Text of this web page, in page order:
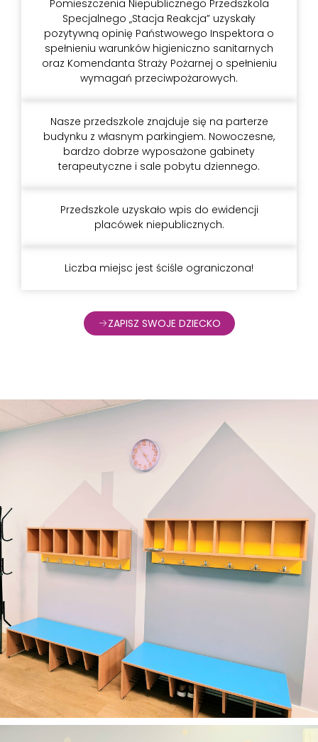
Pomieszczenia Niepublicznego Przedszkola
Specjalnego „Stacja Reakcja” uzyskały
pozytywną opinię Państwowego Inspektora o
spełnieniu warunków higieniczno sanitarnych
oraz Komendanta Straży Pożarnej o spełnieniu
wymagań przeciwpożarowych.
Nasze przedszkole znajduje się na parterze
budynku z własnym parkingiem. Nowoczesne,
bardzo dobrze wyposażone gabinety
terapeutyczne i sale pobytu dziennego.
Przedszkole uzyskało wpis do ewidencji
placówek niepublicznych.
Liczba miejsc jest ściśle ograniczona!
ZAPISZ SWOJE DZIECKO